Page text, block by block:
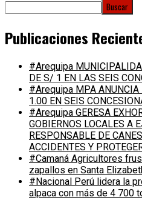
Buscar
Publicaciones
#Arequipa
DE S/ 1 EN LAS SEIS
#Arequipa MPA ANUNCIA
1.00 EN SEIS
#Arequipa GERESA
GOBIERNOS LOCALES A
RESPONSABLE DE
ACCIDENTES Y
#Camaná Agricultores
zapallos en Santa
#Nacional Perú lidera la
alpaca con más de 4 700